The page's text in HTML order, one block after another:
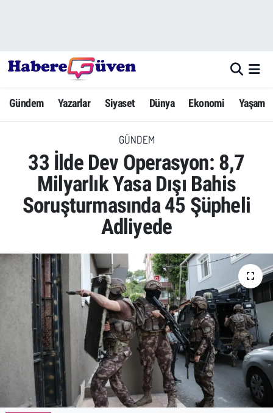
Gündem Yazarlar Siyaset Dünya Ekonomi Yaşam
GÜNDEM
33 İlde Dev Operasyon: 8,7
Milyarlık Yasa Dışı Bahis
Soruşturmasında 45 Şüpheli
Adliyede
Yazarlar
Dünya
Ekonomi
Yaşam
Eğitim
Sağlık
Kadın
Emek
Spor
Hava Durumu
Trafik Durumu
Süper Lig Puan Durumu ve Fikstür
Tüm Manşetler
Son Dakika Haberleri